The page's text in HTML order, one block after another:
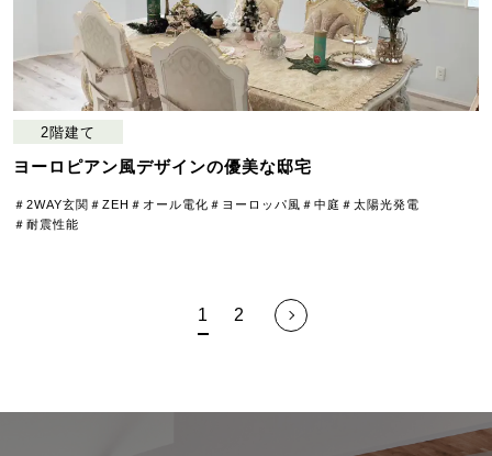
2階建て
ヨーロピアン風デザインの優美な邸宅
＃2WAY玄関 ＃ZEH ＃オール電化 ＃ヨーロッパ風 ＃中庭 ＃太陽光発電
＃耐震性能
1 2